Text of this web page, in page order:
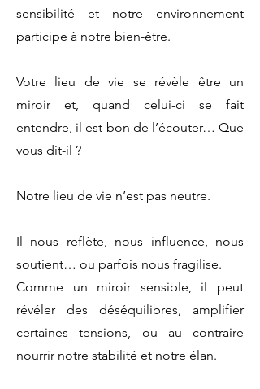
sensibilité et notre environnement
participe à notre bien-être.
Votre lieu de vie se révèle être un
miroir et, quand celui-ci se fait
entendre, il est bon de l’écouter… Que
vous dit-il ?
Notre lieu de vie n’est pas neutre.
Il nous reflète, nous influence, nous
soutient… ou parfois nous fragilise.
Comme un miroir sensible, il peut
révéler des déséquilibres, amplifier
certaines tensions, ou au contraire
nourrir notre stabilité et notre élan.